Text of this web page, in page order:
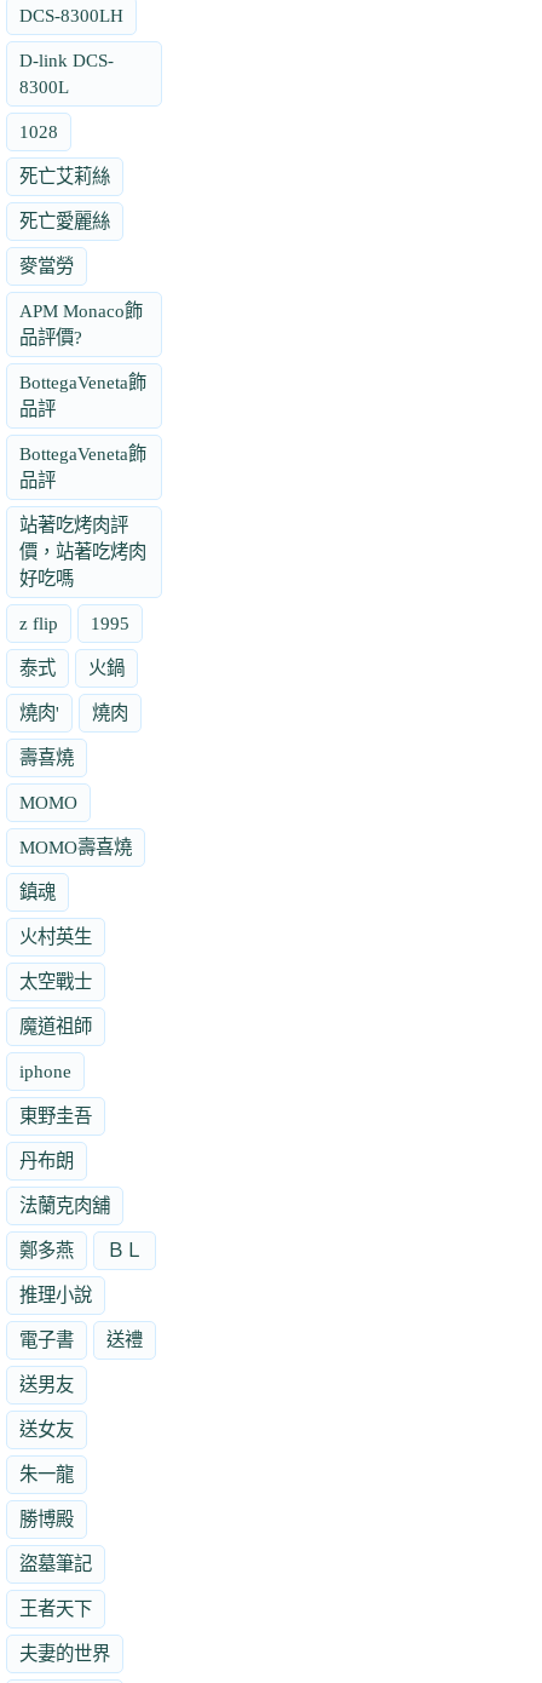
DCS-8300LH
D-link DCS-
8300L
1028
死亡艾莉絲
死亡愛麗絲
麥當勞
APM Monaco飾
品評價?
BottegaVeneta飾
品評
BottegaVeneta飾
品評
站著吃烤肉評
價，站著吃烤肉
好吃嗎
z flip 1995
泰式 火鍋
燒肉' 燒肉
壽喜燒
MOMO
MOMO壽喜燒
鎮魂
火村英生
太空戰士
魔道祖師
iphone
東野圭吾
丹布朗
法蘭克肉舖
鄭多燕 ＢＬ
推理小說
電子書 送禮
送男友
送女友
朱一龍
勝博殿
盜墓筆記
王者天下
夫妻的世界